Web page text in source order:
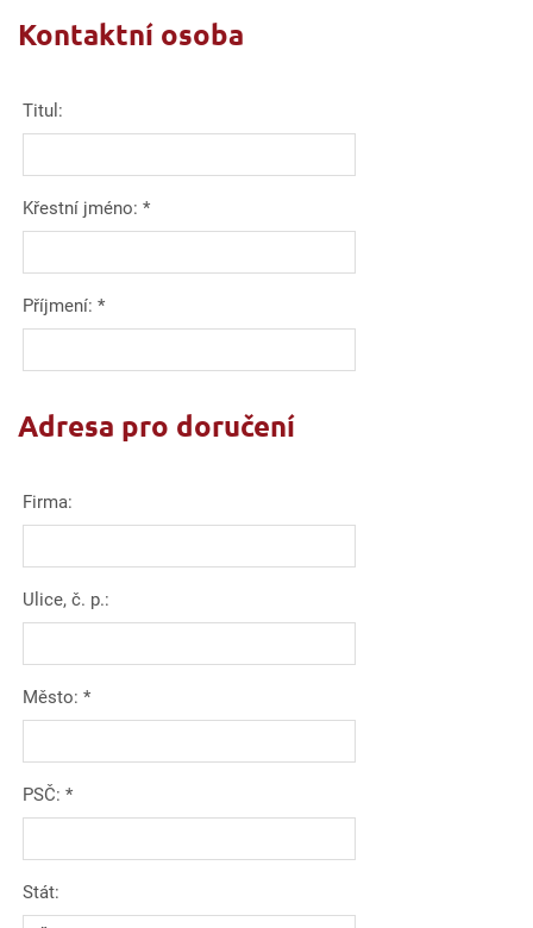
Kontaktní osoba
Titul:
Křestní jméno: *
Příjmení: *
Adresa pro doručení
Firma:
Ulice, č. p.:
Město: *
PSČ: *
Stát: